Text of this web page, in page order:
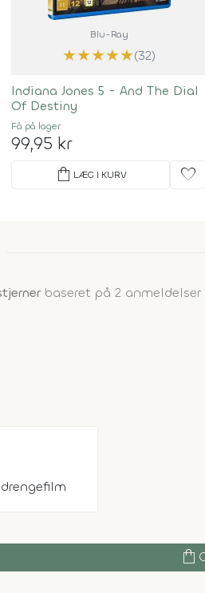
Blu-Ray
★★★★★(32)
Indiana Jones 5 - And The Dial
Of Destiny
Få på lager
99,95 kr
shopping_bag LÆG I KURV favorite
baseret på 2 anmeldelser
shopping_bag